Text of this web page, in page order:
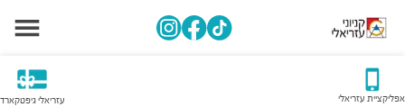
אפליקציית עזריאלי עזריאלי גיפטקארד